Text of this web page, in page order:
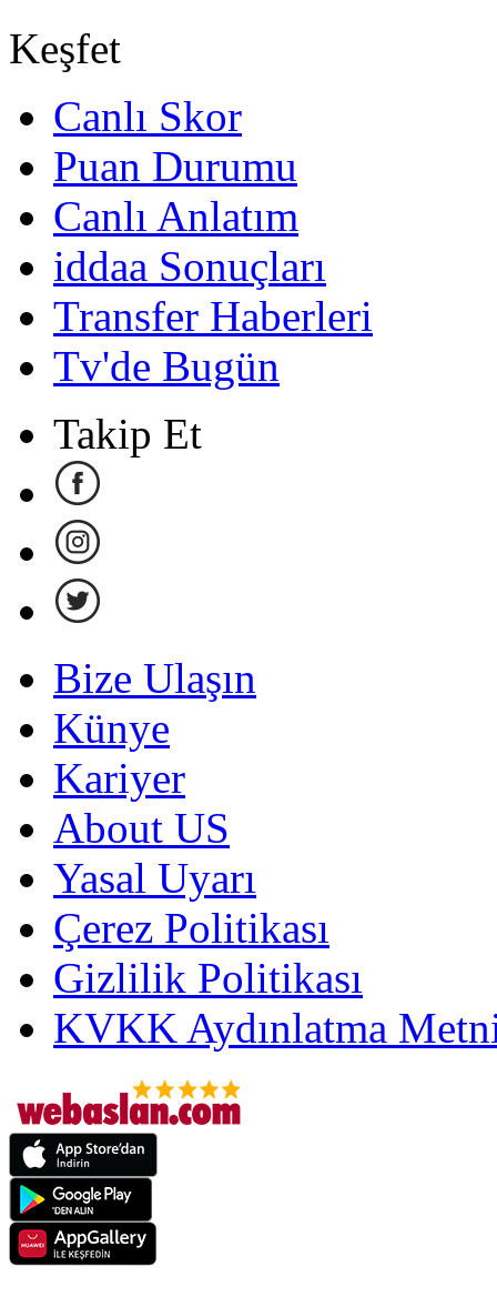
Keşfet
Canlı Skor
Puan Durumu
Canlı Anlatım
iddaa Sonuçları
Transfer Haberleri
Tv'de Bugün
Takip Et
Bize Ulaşın
Künye
Kariyer
About US
Yasal Uyarı
Çerez Politikası
Gizlilik Politikası
KVKK Aydınlatma